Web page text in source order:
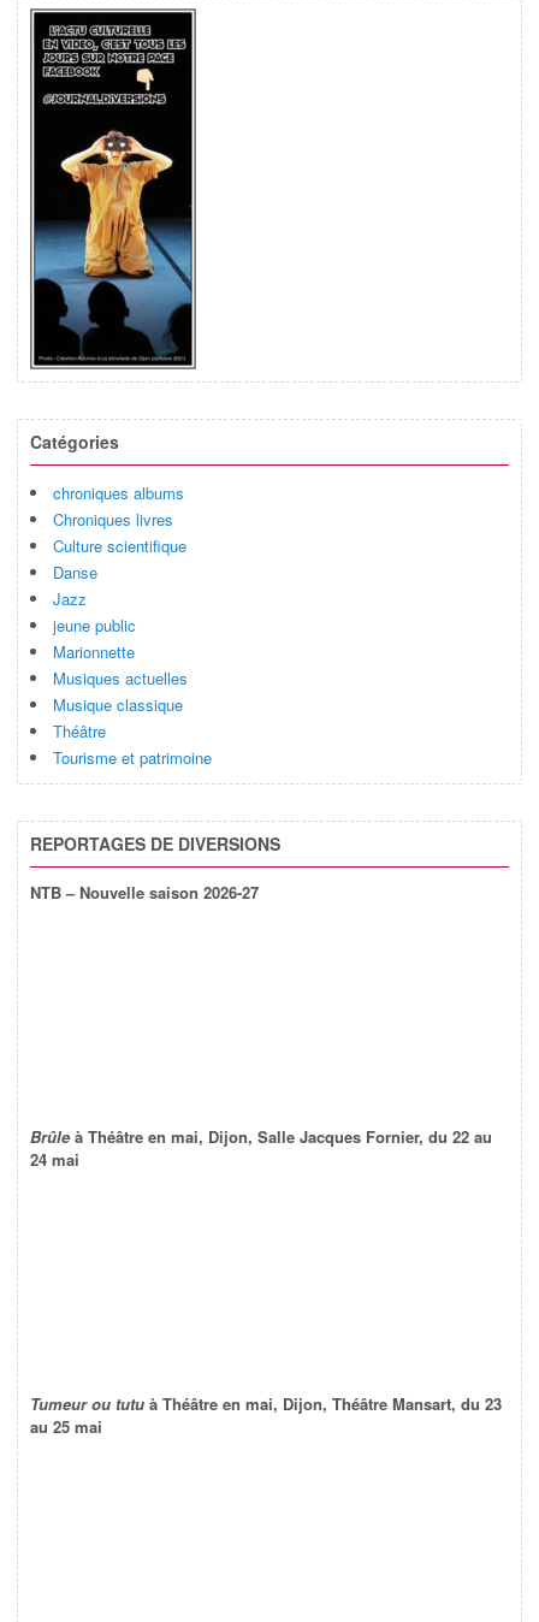
Catégories
chroniques albums
Chroniques livres
Culture scientifique
Danse
Jazz
jeune public
Marionnette
Musiques actuelles
Musique classique
Théâtre
Tourisme et patrimoine
REPORTAGES DE DIVERSIONS
NTB – Nouvelle saison 2026-27
Brûle à Théâtre en mai, Dijon, Salle Jacques Fornier, du 22 au
24 mai
Tumeur ou tutu à Théâtre en mai, Dijon, Théâtre Mansart, du 23
au 25 mai